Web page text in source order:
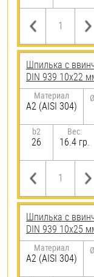
Шпилька c
DIN 939 10х22
Материал
А2 (AISI 304)
Ø
b2
26
Вес:
16.4 гр.
Шпилька c
DIN 939 10х25
Материал
А2 (AISI 304)
Ø